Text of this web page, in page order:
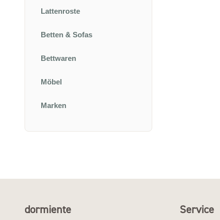
Lattenroste
Betten & Sofas
Bettwaren
Möbel
Marken
dormiente Service